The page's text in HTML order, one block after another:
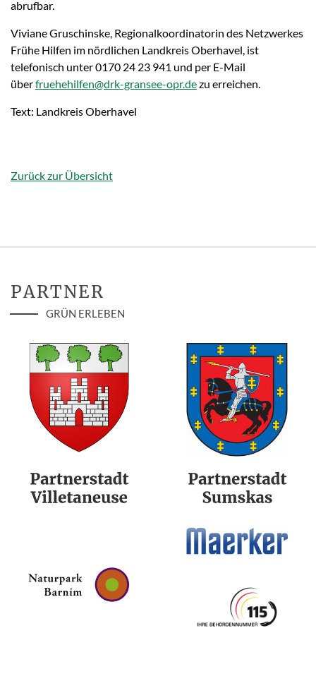
abrufbar.
Viviane Gruschinske, Regionalkoordinatorin des Netzwerkes
Frühe Hilfen im nördlichen Landkreis Oberhavel, ist
telefonisch unter 0170 24 23 941 und per E-Mail
überfruehehilfen@drk-gransee-opr.dezu erreichen.
Text: Landkreis Oberhavel
Zurück zur Übersicht
PARTNER
GRÜN ERLEBEN